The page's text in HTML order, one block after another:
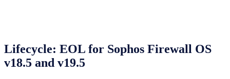
Lifecycle: EOL for Sophos Firewall OS
v18.5 and v19.5